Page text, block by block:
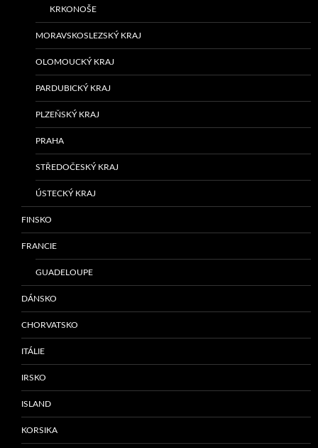
KRKONOŠE
MORAVSKOSLEZSKÝ KRAJ
OLOMOUCKÝ KRAJ
PARDUBICKÝ KRAJ
PLZEŇSKÝ KRAJ
PRAHA
STŘEDOČESKÝ KRAJ
ÚSTECKÝ KRAJ
FINSKO
FRANCIE
GUADELOUPE
DÁNSKO
CHORVATSKO
ITÁLIE
IRSKO
ISLAND
KORSIKA